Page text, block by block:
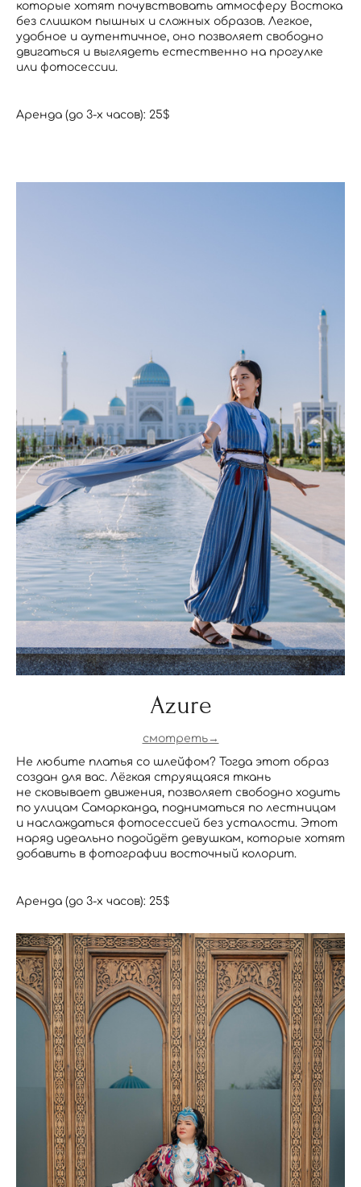
которые хотят почувствовать атмосферу Востока
без слишком пышных и сложных образов. Легкое,
удобное и аутентичное, оно позволяет свободно
двигаться и выглядеть естественно на прогулке
или фотосессии.
Аренда (до 3-х часов): 25$
Azure
смотреть→
Не любите платья со шлейфом? Тогда этот образ
создан для вас. Лёгкая струящаяся ткань
не сковывает движения, позволяет свободно ходить
по улицам Самарканда, подниматься по лестницам
и наслаждаться фотосессией без усталости. Этот
наряд идеально подойдёт девушкам, которые хотят
добавить в фотографии восточный колорит.
Аренда (до 3-х часов): 25$